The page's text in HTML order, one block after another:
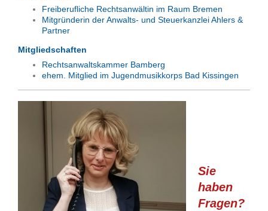
Freiberufliche Rechtsanwältin im Raum Bremen
Mitgründerin der Anwalts- und Steuerkanzlei Ahlers &
Partner
Mitgliedschaften
Rechtsanwaltskammer Bamberg
ehem. Mitglied im Jugendmusikkorps Bad Kissingen
Sie
haben
Fragen?